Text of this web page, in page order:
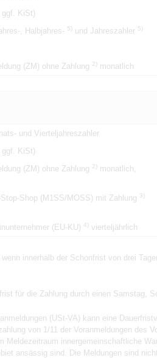
ggf. KiSt)
, Halbjahres- 5) und Jahreszahler 5)
(ZM) ohne Zahlung 2) monatlich
und Vierteljahreszahler
ggf. KiSt)
(ZM) ohne Zahlung 2) monatlich,
Shop (M1SS/MOSS) mit Zahlung 3)
(EU-KU) 4) vierteljährlich
innerhalb der Schonfrist von drei
für die Zahlung durch einen Samstag,
(USt-VA) kann eine
von 1/11 der Voranmeldungen
innergemeinschaftliche
ansässig sind. Die Meldungen sind